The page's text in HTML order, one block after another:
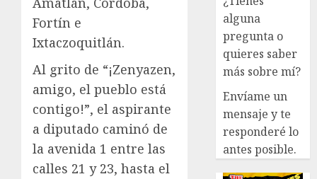
Fortín e
Ixtaczoquitlán.
Al grito de “¡Zenyazen,
amigo, el pueblo está
contigo!”, el aspirante
a diputado caminó de
la avenida 1 entre las
calles 21 y 23, hasta el
alguna
pregunta o
quieres saber
más sobre mí?
Envíame un
mensaje y te
responderé lo
antes posible.